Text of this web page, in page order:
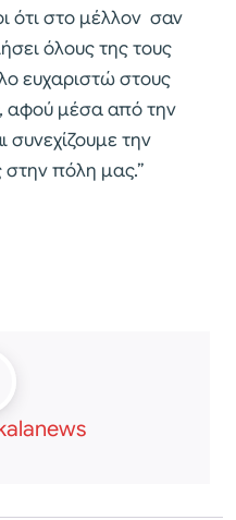
ότι στο μέλλον σαν
όλους της τους
ευχαριστώ στους
αφού μέσα από την
συνεχίζουμε την
πόλη μας.”